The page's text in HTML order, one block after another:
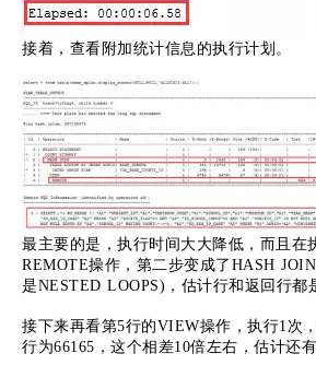
接着，查看附加统计信息的执行计划。
最主要的是，执行时间大大降低，而且在
REMOTE操作，第二步变成了HASH
是NESTED LOOPS)，估计行和返回行都
接下来再看第5行的VIEW操作，执行1次
行为66165，这个相差10倍左右，估计还